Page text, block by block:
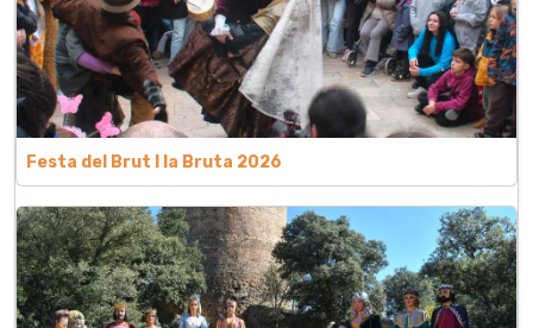
Festa del Brut l la Bruta 2026